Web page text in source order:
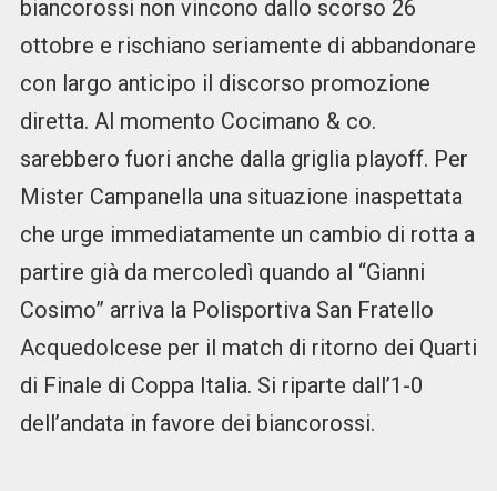
biancorossi non vincono dallo scorso 26
ottobre e rischiano seriamente di abbandonare
con largo anticipo il discorso promozione
diretta. Al momento Cocimano & co.
sarebbero fuori anche dalla griglia playoff. Per
Mister Campanella una situazione inaspettata
che urge immediatamente un cambio di rotta a
partire già da mercoledì quando al “Gianni
Cosimo” arriva la Polisportiva San Fratello
Acquedolcese per il match di ritorno dei Quarti
di Finale di Coppa Italia. Si riparte dall’1-0
dell’andata in favore dei biancorossi.